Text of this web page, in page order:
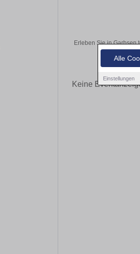
Alle
Einstellungen
Erleben Sie in Garbsen
Keine